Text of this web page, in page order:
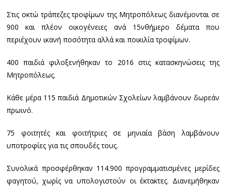
Στις οκτώ τράπεζες τροφίμων της Μητροπόλεως διανέμονται σε
900 και πλέον οικογένειες ανά 15νθήμερο δέματα που
περιέχουν ικανή ποσότητα αλλά και ποικιλία τροφίμων.
400 παιδιά φιλοξενήθηκαν το 2016 στις κατασκηνώσεις της
Μητροπόλεως.
Κάθε μέρα 115 παιδιά Δημοτικών Σχολείων λαμβάνουν δωρεάν
πρωινό.
75 φοιτητές και φοιτήτριες σε μηνιαία βάση λαμβάνουν
υποτροφίες για τις σπουδές τους.
Συνολικά προσφέρθηκαν 114.900 προγραμματισμένες μερίδες
φαγητού, χωρίς να υπολογιστούν οι έκτακτες. Διανεμήθηκαν